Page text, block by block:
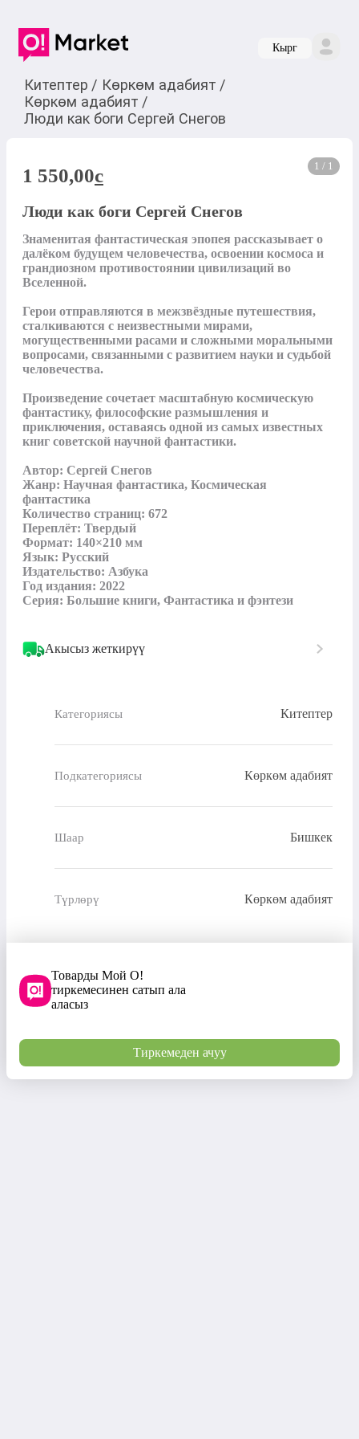
Кырг
Китептер / Көркөм адабият /
Көркөм адабият /
Люди как боги Сергей Снегов
1 / 1
1 550,00c
Люди как боги Сергей Снегов
Знаменитая фантастическая эпопея рассказывает о
далёком будущем человечества, освоении космоса и
грандиозном противостоянии цивилизаций во
Вселенной.
Герои отправляются в межзвёздные путешествия,
сталкиваются с неизвестными мирами,
могущественными расами и сложными моральными
вопросами, связанными с развитием науки и судьбой
человечества.
Произведение сочетает масштабную космическую
фантастику, философские размышления и
приключения, оставаясь одной из самых известных
книг советской научной фантастики.
Автор: Сергей Снегов
Жанр: Научная фантастика, Космическая
фантастика
Количество страниц: 672
Переплёт: Твердый
Формат: 140×210 мм
Язык: Русский
Издательство: Азбука
Год издания: 2022
Серия: Большие книги, Фантастика и фэнтези
Акысыз жеткирүү
Категориясы Китептер
Подкатегориясы Көркөм адабият
Шаар Бишкек
Түрлөрү Көркөм адабият
Товарды Мой О!
тиркемесинен сатып ала
аласыз
Тиркемеден ачуу